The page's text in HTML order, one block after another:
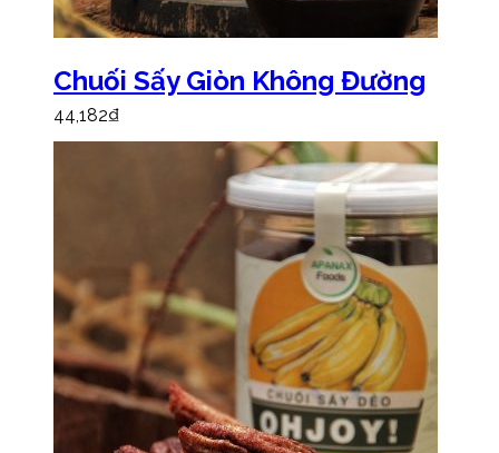
Chuối Sấy Giòn Không Đường
44,182₫